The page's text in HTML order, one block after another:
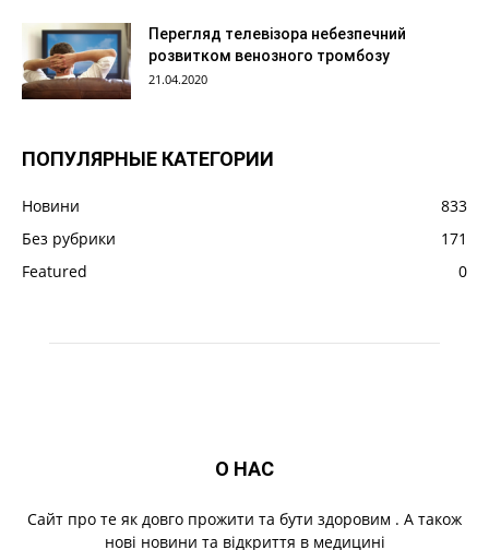
Перегляд телевізора небезпечний
розвитком венозного тромбозу
21.04.2020
ПОПУЛЯРНЫЕ КАТЕГОРИИ
Новини
833
Без рубрики
171
Featured
0
О НАС
Cайт про те як довго прожити та бути здоровим . А також
нові новини та відкриття в медицині